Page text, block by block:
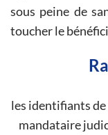
sous peine de
toucher le
les identifiants
mandataire